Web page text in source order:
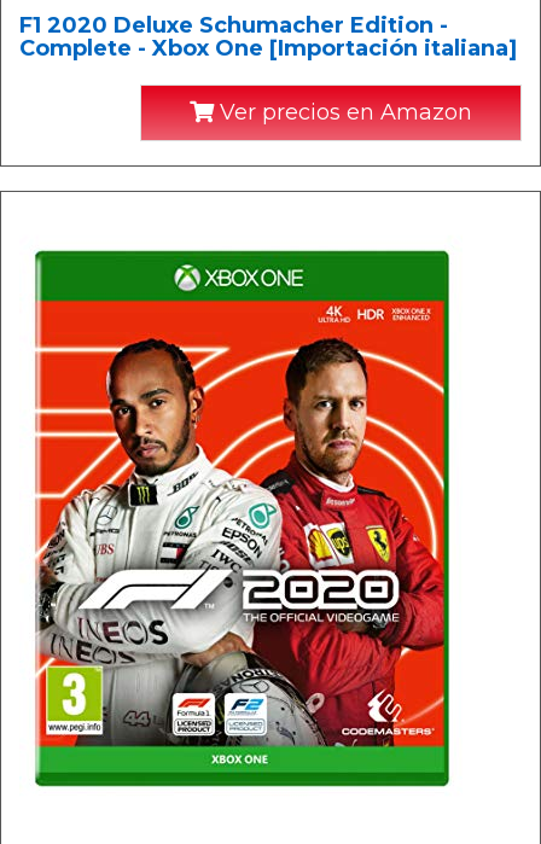
F1 2020 Deluxe Schumacher Edition -
Complete - Xbox One [Importación italiana]
Ver precios en Amazon